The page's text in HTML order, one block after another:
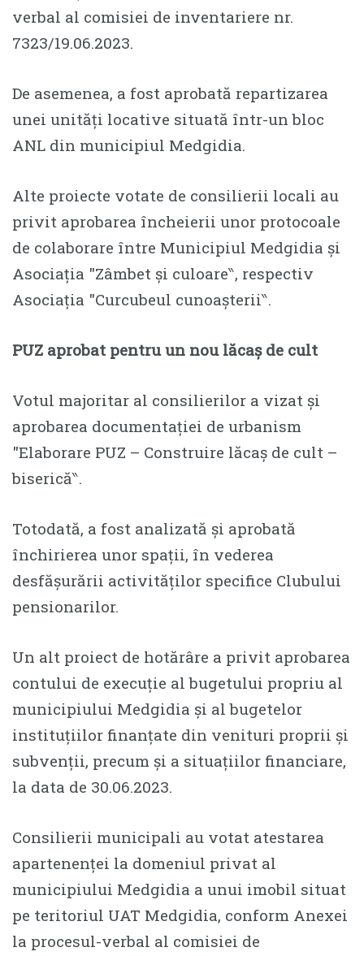
verbal al comisiei de inventariere nr.
7323/19.06.2023.
De asemenea, a fost aprobată repartizarea
unei unități locative situată într-un bloc
ANL din municipiul Medgidia.
Alte proiecte votate de consilierii locali au
privit aprobarea încheierii unor protocoale
de colaborare între Municipiul Medgidia și
Asociația ″Zâmbet și culoare‶, respectiv
Asociația ″Curcubeul cunoașterii‶.
PUZ aprobat pentru un nou lăcaș de cult
Votul majoritar al consilierilor a vizat și
aprobarea documentației de urbanism
″Elaborare PUZ – Construire lăcaș de cult –
biserică‶.
Totodată, a fost analizată și aprobată
închirierea unor spații, în vederea
desfășurării activităților specifice Clubului
pensionarilor.
Un alt proiect de hotărâre a privit aprobarea
contului de execuție al bugetului propriu al
municipiului Medgidia și al bugetelor
instituțiilor finanțate din venituri proprii și
subvenții, precum și a situațiilor financiare,
la data de 30.06.2023.
Consilierii municipali au votat atestarea
apartenenței la domeniul privat al
municipiului Medgidia a unui imobil situat
pe teritoriul UAT Medgidia, conform Anexei
la procesul-verbal al comisiei de